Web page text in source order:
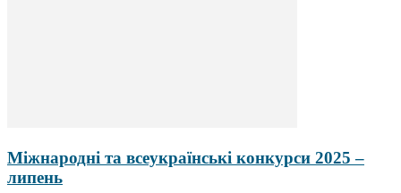
Міжнародні та всеукраїнські конкурси 2025 –
липень